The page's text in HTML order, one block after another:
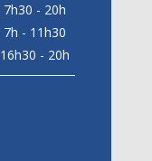
7h30 - 20h
7h - 11h30
16h30 - 20h